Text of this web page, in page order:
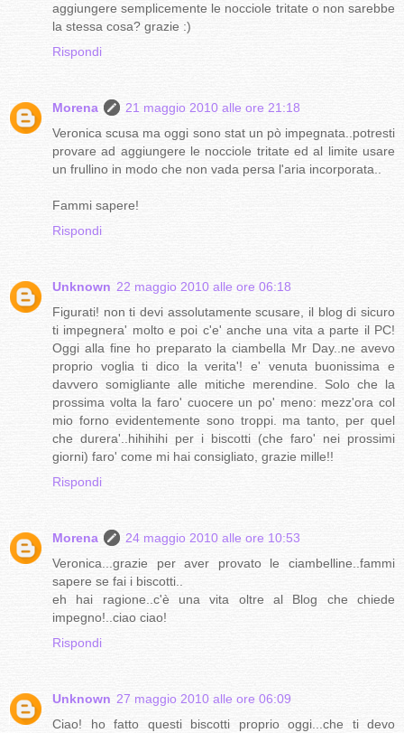
aggiungere semplicemente le nocciole tritate o non sarebbe
la stessa cosa? grazie :)
Rispondi
Morena
21 maggio 2010 alle ore 21:18
Veronica scusa ma oggi sono stat un pò impegnata..potresti
provare ad aggiungere le nocciole tritate ed al limite usare
un frullino in modo che non vada persa l'aria incorporata..
Fammi sapere!
Rispondi
Unknown 22 maggio 2010 alle ore 06:18
Figurati! non ti devi assolutamente scusare, il blog di sicuro
ti impegnera' molto e poi c'e' anche una vita a parte il PC!
Oggi alla fine ho preparato la ciambella Mr Day..ne avevo
proprio voglia ti dico la verita'! e' venuta buonissima e
davvero somigliante alle mitiche merendine. Solo che la
prossima volta la faro' cuocere un po' meno: mezz'ora col
mio forno evidentemente sono troppi. ma tanto, per quel
che durera'..hihihihi per i biscotti (che faro' nei prossimi
giorni) faro' come mi hai consigliato, grazie mille!!
Rispondi
Morena
24 maggio 2010 alle ore 10:53
Veronica...grazie per aver provato le ciambelline..fammi
sapere se fai i biscotti..
eh hai ragione..c'è una vita oltre al Blog che chiede
impegno!..ciao ciao!
Rispondi
Unknown 27 maggio 2010 alle ore 06:09
Ciao! ho fatto questi biscotti proprio oggi...che ti devo